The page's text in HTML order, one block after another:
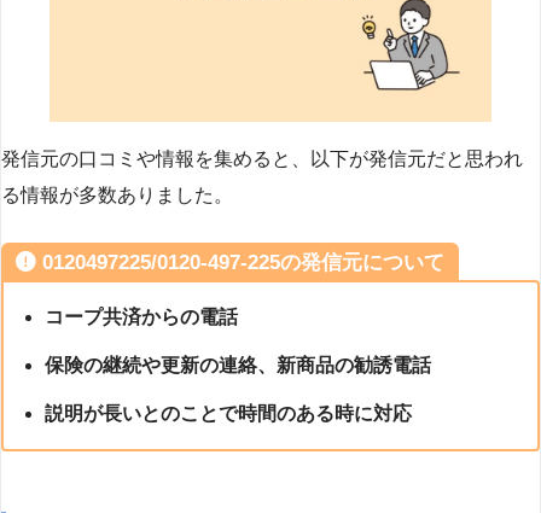
発信元の口コミや情報を集めると、以下が発信元だと思われ
る情報が多数ありました。
0120497225/0120-497-225の発信元について
コープ共済からの電話
保険の継続や更新の連絡、新商品の勧誘電話
説明が長いとのことで時間のある時に対応